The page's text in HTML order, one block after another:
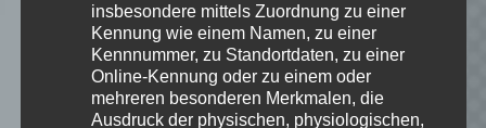
Benachrichtige mich über neue
Beiträge via E-Mail.
insbesondere mittels Zuordnung zu einer
Kennung wie einem Namen, zu einer
Kennnummer, zu Standortdaten, zu einer
Online-Kennung oder zu einem oder
mehreren besonderen Merkmalen, die
Ausdruck der physischen, physiologischen,